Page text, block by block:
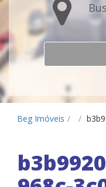
Beg Imóveis / /